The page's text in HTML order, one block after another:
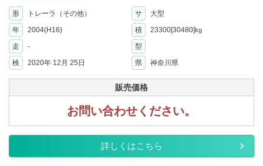
形 トレーラ（その他） サ
大型
年
2004(H16) 積 23300[30480]kg
走 -
型
検
2020年 12月 25日 県 神奈川県
販売価格
お問い合わせください。
詳しくはこちら